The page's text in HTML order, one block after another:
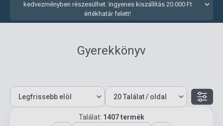
kedvezményben részesülhet. Ingyenes kiszállítás 20.000 Ft
értékhatár felett!
Gyerekkönyv
Találat: 1407 termék